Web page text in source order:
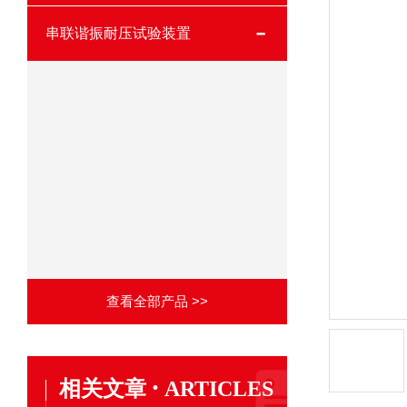
串联谐振耐压试验装置
查看全部产品 >>
相关文章 · ARTICLES